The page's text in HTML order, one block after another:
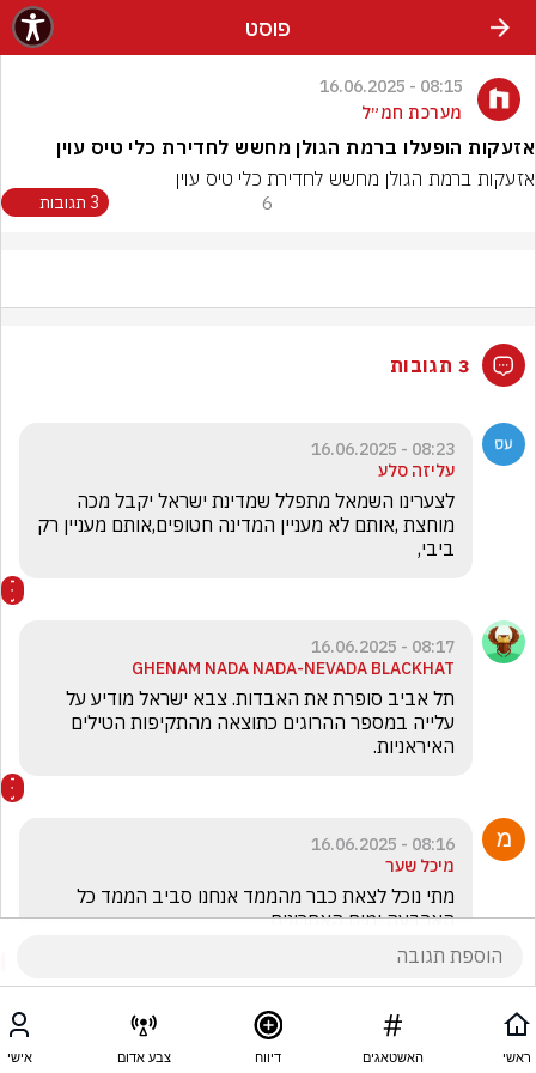
פוסט
08:15 - 16.06.2025
מערכת חמ״ל
אזעקות הופעלו ברמת הגולן מחשש לחדירת כלי טיס עוין
אזעקות ברמת הגולן מחשש לחדירת כלי טיס עוין
6 3 תגובות
3 תגובות
08:23 - 16.06.2025
עליזה סלע
ביבי,
08:17 - 16.06.2025
GHENAM NADA NADA-NEVADA BLACKHAT
האיראניות.
08:16 - 16.06.2025
מיכל שער
הארבעה ימים האחרונים
ראשי האשטאגים דיווח צבע אדום אישי